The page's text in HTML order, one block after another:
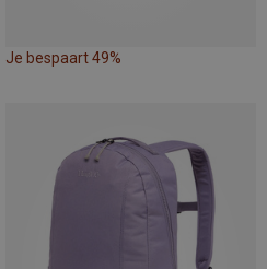
Je bespaart 49%